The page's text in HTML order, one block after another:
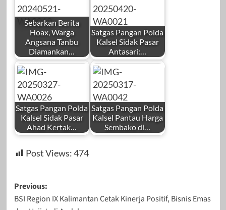
Sebarkan Berita
Hoax, Warga
Angsana Tanbu
Diamankan…
Satgas Pangan Polda
Kalsel Sidak Pasar
Antasari:…
Satgas Pangan Polda
Kalsel Sidak Pasar
Ahad Kertak…
Satgas Pangan Polda
Kalsel Pantau Harga
Sembako di…
Post Views:474
Post
navigation
Previous:
BSI Region IX Kalimantan Cetak Kinerja Positif, Bisnis Emas